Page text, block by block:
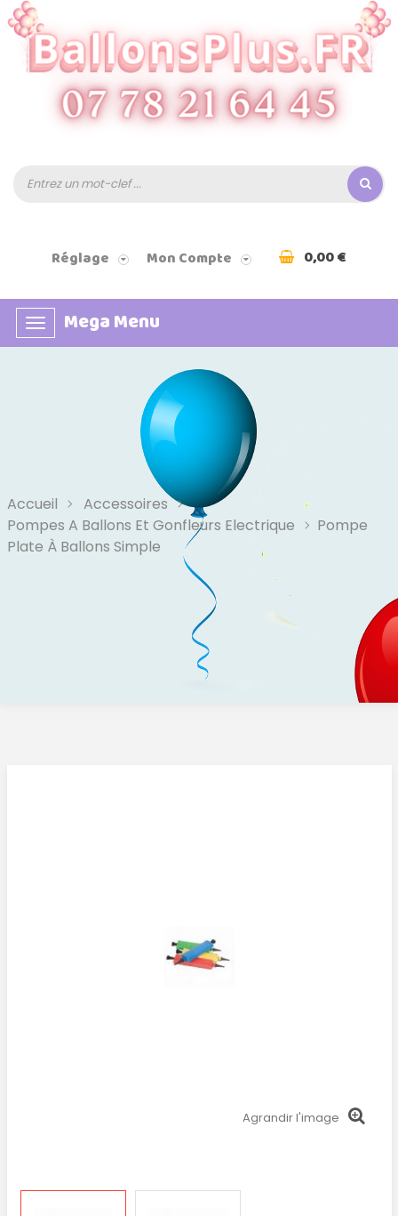
Réglage Mon Compte 0,00 €
Basculer
la
Mega Menu
Accueil
Accessoires
Pompes A Ballons Et Gonfleurs Electrique
Pompe
Plate À Ballons Simple
Agrandir l'image